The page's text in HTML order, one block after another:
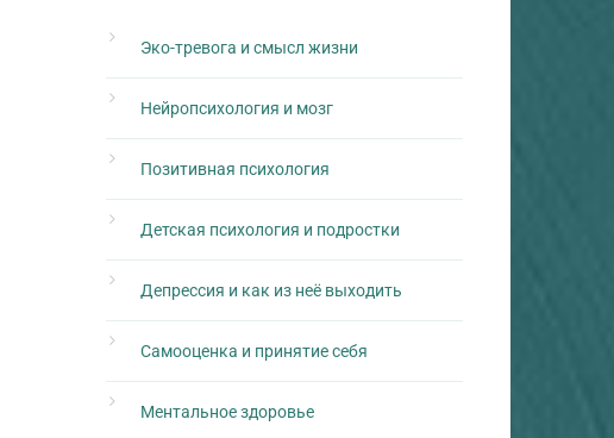
Эко-тревога и смысл жизни
Нейропсихология и мозг
Позитивная психология
Детская психология и подростки
Депрессия и как из неё выходить
Самооценка и принятие себя
Ментальное здоровье